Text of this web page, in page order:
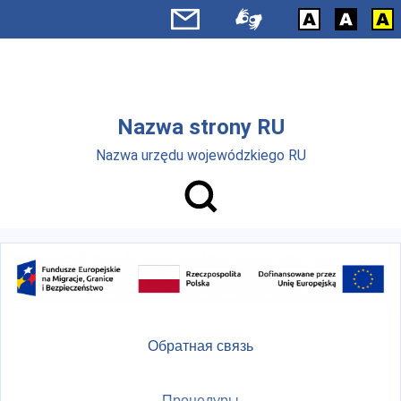
Перейти к основному содержанию
Nazwa strony RU
Nazwa urzędu wojewódzkiego RU
Обратная связь